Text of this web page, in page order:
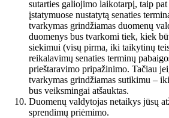
sutarties galiojimo laikotarpį, taip
įstatymuose nustatytą senaties
tvarkymas grindžiamas duomenų
duomenys bus tvarkomi tiek, kiek
siekimui (visų pirma, iki taikytinų
reikalavimų senaties terminų
prieštaravimo pripažinimo. Tačiau
tvarkymas grindžiamas sutikimu –
bus veiksmingai atšauktas.
Duomenų valdytojas netaikys jūsų
sprendimų priėmimo.